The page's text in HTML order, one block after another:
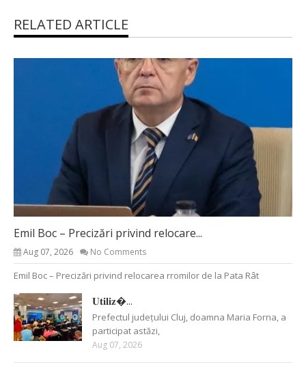
RELATED ARTICLE
Emil Boc – Precizări privind relocare...
Aug 07, 2026 No Comments
Emil Boc – Precizări privind relocarea rromilor de la Pata Rât
𝐔𝐭𝐢𝐥𝐢𝐳�...
Prefectul județului Cluj, doamna Maria Forna, a
participat astăzi,
Aug 07, 2026